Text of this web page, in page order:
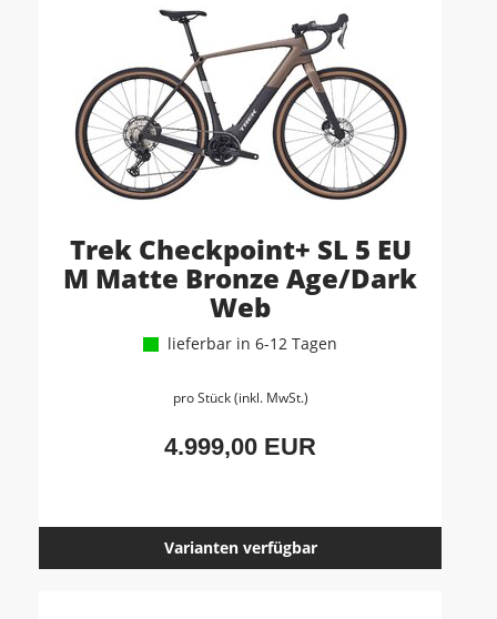
Trek Checkpoint+ SL 5 EU
M Matte Bronze Age/Dark
Web
lieferbar in 6-12 Tagen
pro Stück (inkl. MwSt.)
4.999,00 EUR
Varianten verfügbar